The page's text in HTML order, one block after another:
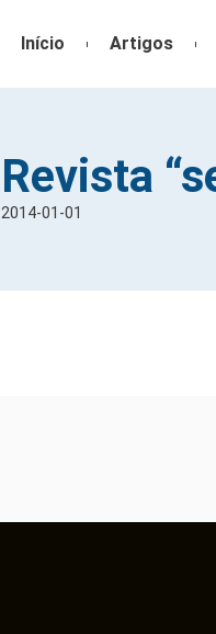
Início Artigos
Revista
2014-01-01